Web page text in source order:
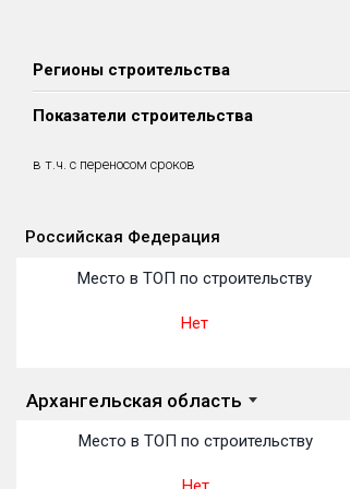
Регионы строительства
Показатели строительства
в т.ч. с переносом сроков
Сдано в 2018
0 м²
Сдано в 2019
0 м²
Российская Федерация
Место в ТОП по строительству
Нет
Архангельская область
Место в ТОП по строительству